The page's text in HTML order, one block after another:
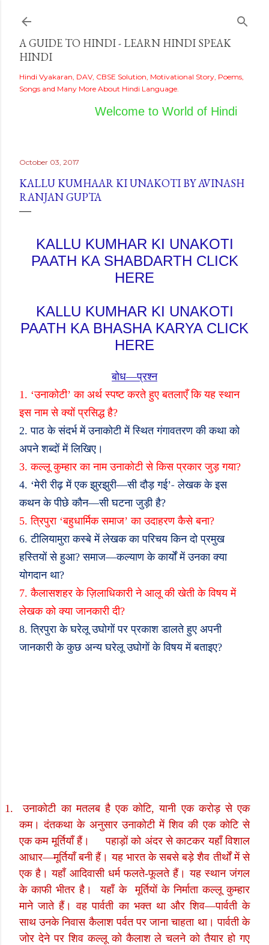
A GUIDE TO HINDI - LEARN HINDI SPEAK
HINDI
Hindi Vyakaran, DAV, CBSE Solution, Motivational Story, Poems,
Songs and Many More About Hindi Language.
Welcome to World of Hindi
October 03, 2017
KALLU KUMHAAR KI UNAKOTI BY AVINASH
RANJAN GUPTA
KALLU KUMHAR KI UNAKOTI
PAATH KA SHABDARTH CLICK
HERE
KALLU KUMHAR KI UNAKOTI
PAATH KA BHASHA KARYA CLICK
HERE
बोध—प्रश्न
1. ‘उनाकोटी’का अर्थ स्पष्ट करते हुए बतलाएँ कि यह स्थान
इस नाम से क्यों प्रसिद्ध है?
2.पाठ के संदर्भ में उनाकोटी में स्थित गंगावतरण की कथा को
अपने शब्दों में लिखिए।
3.कल्लू कुम्हार का नाम उनाकोटी से किस प्रकार जुड़ गया?
4. ‘मेरी रीढ़ में एक झुरझुरी—सी दौड़ गई’- लेखक के इस
कथन के पीछे कौन—सी घटना जुड़ी है?
5.त्रिपुरा‘बहुधार्मिक समाज’का उदाहरण कैसे बना?
6.टीलियामुरा कस्बे में लेखक का परिचय किन दो प्रमुख
हस्तियों से हुआ?समाज—कल्याण के कार्यों में उनका क्या
योगदान था?
7.कैलासशहर के ज़िलाधिकारी ने आलू की खेती के विषय में
लेखक को क्या जानकारी दी?
8.त्रिपुरा के घरेलू उघोगों पर प्रकाश डालते हुए अपनी
जानकारी के कुछ अन्य घरेलू उघोगों के विषय में बताइए?
1. उनाकोटी का मतलब है एक कोटि,यानी एक करोड़ से एक
कम। दंतकथा के अनुसार उनाकोटी में शिव की एक कोटि से
एक कम मूर्तियाँ हैं।
पहाड़ों को अंदर से काटकर यहाँ विशाल
आधार—मूर्तियाँ बनी हैं। यह भारत के सबसे बड़े शैव तीर्थों में से
एक है। यहाँ आदिवासी धर्म फलते-फूलते हैं। यह स्थान जंगल
के काफी भीतर है।
यहाँ के
मूर्तियों के निर्माता कल्लू कुम्हार
माने जाते हैं। वह पार्वती का भक्त था और शिव—पार्वती के
साथ उनके निवास कैलाश पर्वत पर जाना चाहता था। पार्वती के
जोर देने पर शिव कल्लू को कैलाश ले चलने को तैयार हो गए